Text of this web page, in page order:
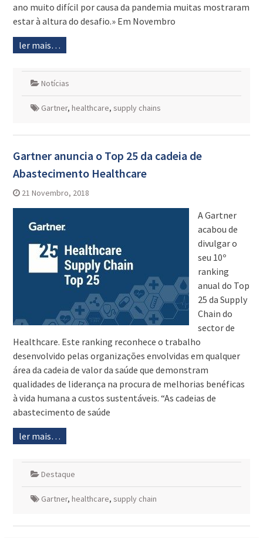
ano muito difícil por causa da pandemia muitas mostraram
estar à altura do desafio.» Em Novembro
ler mais…
Notícias
Gartner, healthcare, supply chains
Gartner anuncia o Top 25 da cadeia de
Abastecimento Healthcare
21 Novembro, 2018
A Gartner
acabou de
divulgar o
seu 10º
ranking
anual do Top
25 da Supply
Chain do
sector de
Healthcare. Este ranking reconhece o trabalho
desenvolvido pelas organizações envolvidas em qualquer
área da cadeia de valor da saúde que demonstram
qualidades de liderança na procura de melhorias benéficas
à vida humana a custos sustentáveis. “As cadeias de
abastecimento de saúde
ler mais…
Destaque
Gartner, healthcare, supply chain